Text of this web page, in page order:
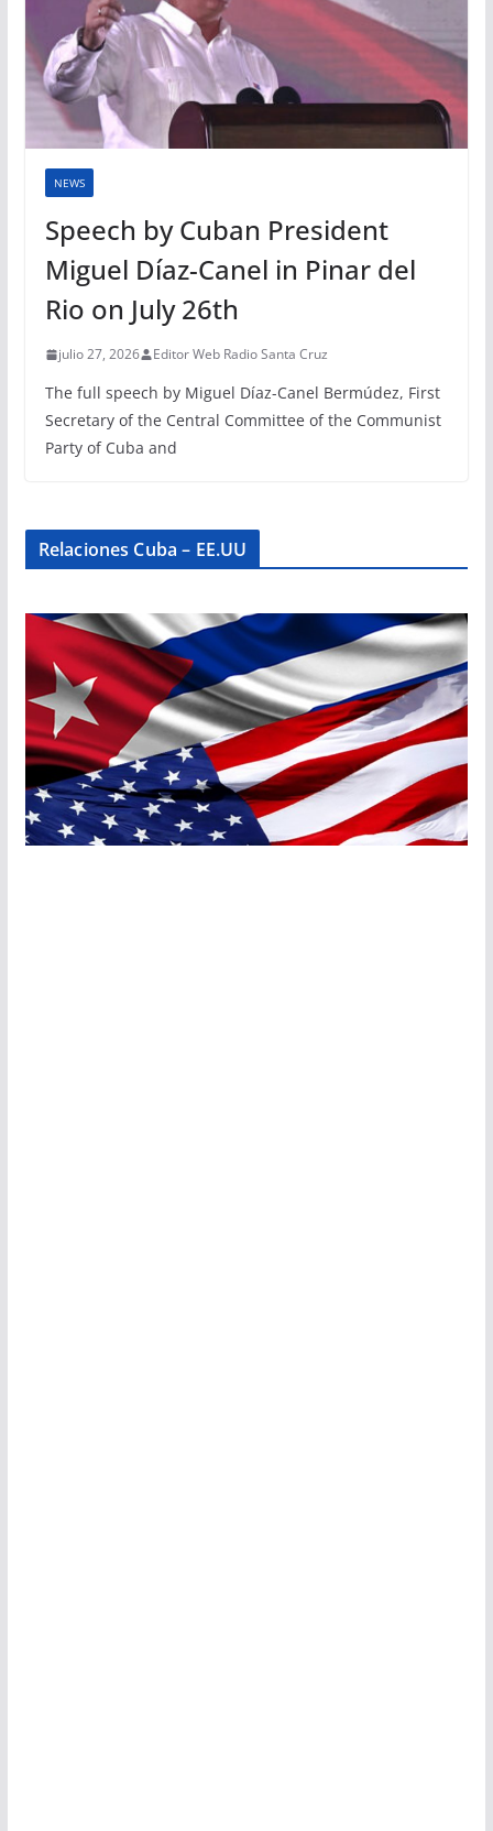
NEWS
Speech by Cuban President
Miguel Díaz-Canel in Pinar del
Rio on July 26th
julio 27, 2026 Editor Web Radio Santa Cruz
The full speech by Miguel Díaz-Canel Bermúdez, First
Secretary of the Central Committee of the Communist
Party of Cuba and
Relaciones Cuba – EE.UU